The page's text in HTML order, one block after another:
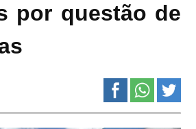
por questão de